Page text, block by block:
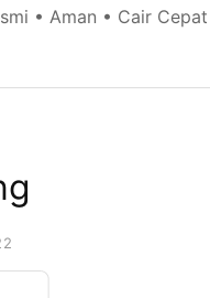
• Aman • Cair Cepat